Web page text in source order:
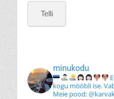
aadress
Telli
minukodu
kogu mööbli ise.
Meie pood: